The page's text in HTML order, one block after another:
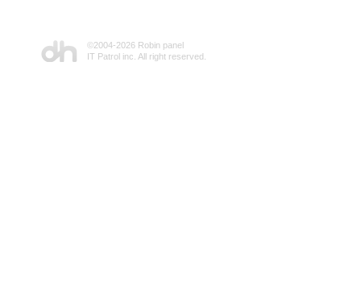
©2004-2026 Robin panel
IT Patrol inc. All right reserved.